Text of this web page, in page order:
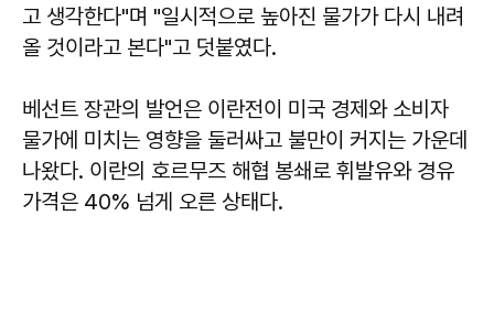
고 생각한다"며 "일시적으로 높아진 물가가 다시 내려
올 것이라고 본다"고 덧붙였다.
베선트 장관의 발언은 이란전이 미국 경제와 소비자
물가에 미치는 영향을 둘러싸고 불만이 커지는 가운데
나왔다. 이란의 호르무즈 해협 봉쇄로 휘발유와 경유
가격은 40% 넘게 오른 상태다.